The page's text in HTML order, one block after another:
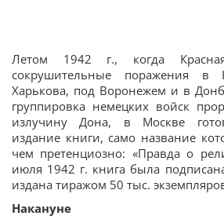
Летом 1942 г., когда
сокрушительные поражения
Харькова, под Воронежем и в
группировка немецких войск
излучину Дона, в Москве
издание книги, само название
чем претенциозно: «Правда о
июля 1942 г. книга была
издана тиражом 50 тыс.
Накануне